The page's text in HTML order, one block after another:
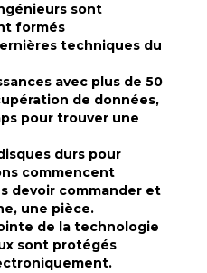
sont
formés
techniques du
avec plus de 50
de données,
pour trouver une
durs pour
commencent
devoir commander et
une pièce.
de la technologie
sont protégés